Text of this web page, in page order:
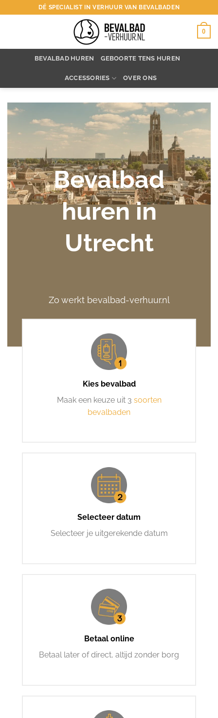
naar
DÉ SPECIALIST IN VERHUUR VAN BEVALBADEN
0
BEVALBAD HUREN GEBOORTE TENS HUREN
ACCESSORIES OVER ONS
Bevalbad
huren in
Utrecht
Zo werkt bevalbad-verhuur.nl
Kies bevalbad
Maak een keuze uit 3 soorten
bevalbaden
Selecteer datum
Selecteer je uitgerekende datum
Betaal online
Betaal later of direct, altijd zonder borg